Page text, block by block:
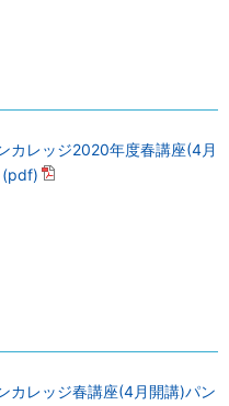
カレッジ2020年度春講座(4月
(pdf)
カレッジ春講座(4月開講)パン